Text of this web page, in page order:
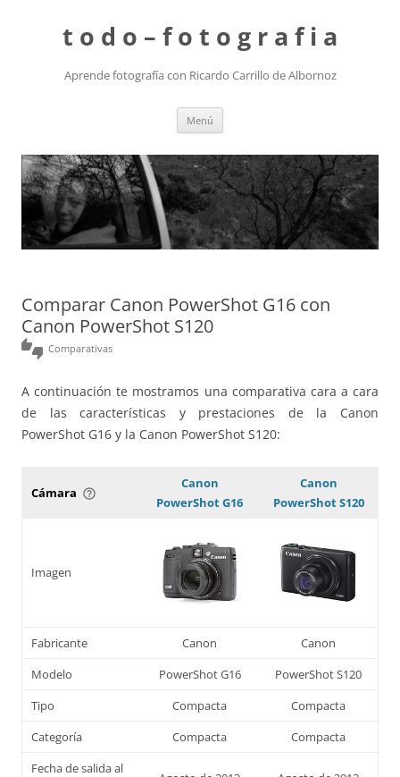
t o d o – f o t o g r a f i a
Aprende fotografía con Ricardo Carrillo de Albornoz
Menú
Comparar Canon PowerShot G16 con
Canon PowerShot S120
thumbs_up_down Comparativas
A continuación te mostramos una comparativa cara a cara
de las características y prestaciones de la Canon
PowerShot G16 y la Canon PowerShot S120:
Cámara help_outline
Canon
PowerShot G16
Canon
PowerShot S120
Imagen
Fabricante Canon
Canon
Modelo
PowerShot G16
PowerShot S120
Tipo
Compacta
Compacta
Categoría
Compacta
Compacta
Fecha de salida al